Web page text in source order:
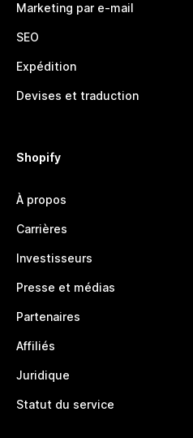
Marketing par e-mail
SEO
Expédition
Devises et traduction
Shopify
À propos
Carrières
Investisseurs
Presse et médias
Partenaires
Affiliés
Juridique
Statut du service